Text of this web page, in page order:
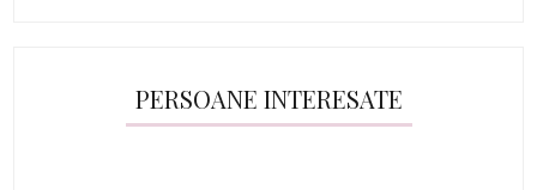
PERSOANE INTERESATE